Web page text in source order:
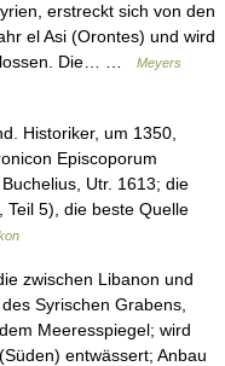
erstreckt sich von den
el Asi (Orontes) und wird
Die… …
Meyers
Historiker, um 1350,
Episcoporum
Utr. 1613; die
Teil 5), die beste Quelle
zwischen Libanon und
Syrischen Grabens,
Meeresspiegel; wird
entwässert; Anbau